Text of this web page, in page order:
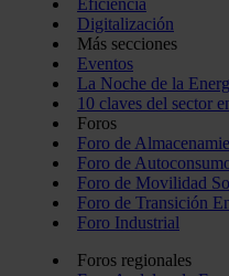
Eficiencia
Digitalización
Más secciones
Eventos
La Noche de la
10 claves del sector
Foros
Foro de
Foro de
Foro de Movilidad
Foro de Transición
Foro Industrial
Foros regionales